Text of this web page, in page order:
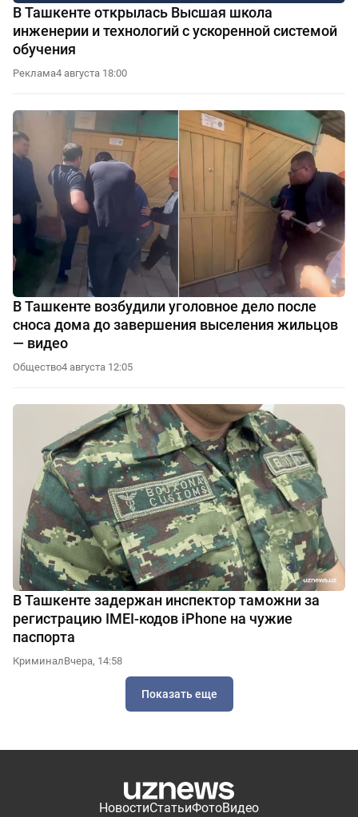
В Ташкенте открылась Высшая школа
инженерии и технологий с ускоренной системой
обучения
Реклама4 августа 18:00
В Ташкенте возбудили уголовное дело после
сноса дома до завершения выселения жильцов
— видео
Общество4 августа 12:05
В Ташкенте задержан инспектор таможни за
регистрацию IMEI-кодов iPhone на чужие
паспорта
КриминалВчера, 14:58
Показать еще
НовостиСтатьиФотоВидео